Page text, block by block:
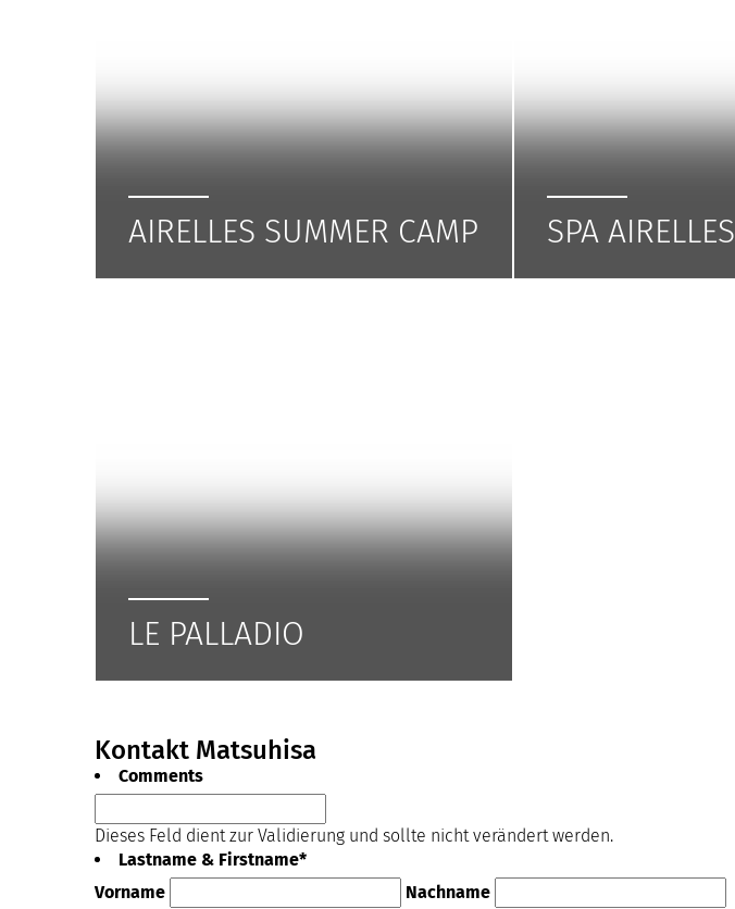
AIRELLES SUMMER CAMP SPA AIRELLES
LE PALLADIO
Kontakt Matsuhisa
Comments
Dieses Feld dient zur Validierung und sollte nicht verändert werden.
Lastname & Firstname*
Vorname
Nachname